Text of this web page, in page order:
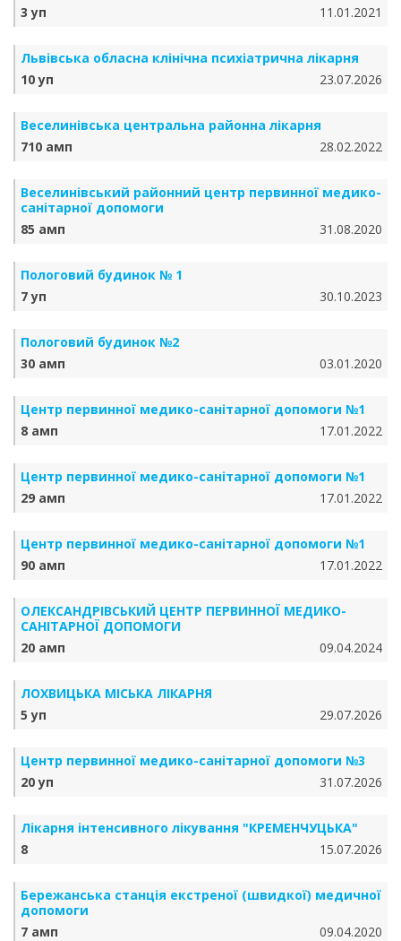
3 уп
11.01.2021
Львівська обласна клінічна психіатрична лікарня
10 уп
23.07.2026
Веселинівська центральна районна лікарня
710 амп
28.02.2022
Веселинівський районний центр первинної медико-
санітарної допомоги
85 амп
31.08.2020
Пологовий будинок № 1
7 уп
30.10.2023
Пологовий будинок №2
30 амп
03.01.2020
Центр первинної медико-санітарної допомоги №1
8 амп
17.01.2022
Центр первинної медико-санітарної допомоги №1
29 амп
17.01.2022
Центр первинної медико-санітарної допомоги №1
90 амп
17.01.2022
ОЛЕКСАНДРІ­ВСЬКИЙ ЦЕНТР ПЕРВИННОЇ МЕДИКО-
САНІТАРНОЇ ДОПОМОГИ
20 амп
09.04.2024
ЛОХВИЦЬКА МІСЬКА ЛІКАРНЯ
5 уп
29.07.2026
Центр первинної медико-санітарної допомоги №3
20 уп
31.07.2026
Лікарня інтенсивного лікування "КРЕМЕНЧУЦЬКА"
8
15.07.2026
Бережанська станція екстреної (швидкої) медичної
допомоги
7 амп
09.04.2020